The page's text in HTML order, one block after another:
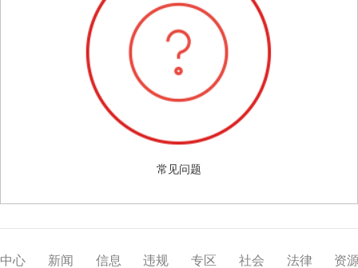
常见问题
中心 新闻
信息
违规
专区
社会
法律
资